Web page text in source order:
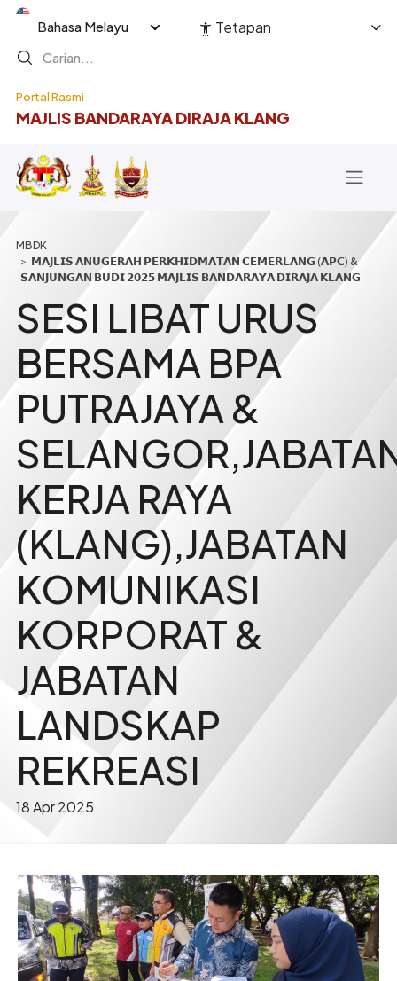
Langkau ke kandungan utama
Portal Rasmi
MAJLIS BANDARAYA DIRAJA KLANG
Select your language Tetapan
Breadcrumb
𝗠𝗔𝗝𝗟𝗜𝗦 𝗔𝗡𝗨𝗚𝗘𝗥𝗔𝗛 𝗣𝗘𝗥𝗞𝗛𝗜𝗗𝗠𝗔𝗧𝗔𝗡 𝗖𝗘𝗠𝗘𝗥𝗟𝗔𝗡𝗚 (𝗔𝗣𝗖) &
𝗦𝗔𝗡𝗝𝗨𝗡𝗚𝗔𝗡 𝗕𝗨𝗗𝗜 𝟮𝟬𝟮𝟱 𝗠𝗔𝗝𝗟𝗜𝗦 𝗕𝗔𝗡𝗗𝗔𝗥𝗔𝗬𝗔 𝗗𝗜𝗥𝗔𝗝𝗔 𝗞𝗟𝗔𝗡𝗚
SESI LIBAT URUS
BERSAMA BPA
PUTRAJAYA &
KERJA RAYA
(KLANG),JABATAN
KOMUNIKASI
KORPORAT &
JABATAN
LANDSKAP
REKREASI
18 Apr 2025